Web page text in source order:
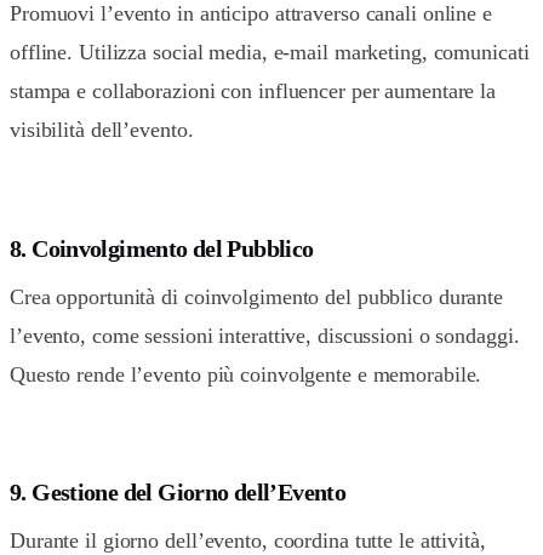
Promuovi l’evento in anticipo attraverso canali online e
offline. Utilizza social media, e-mail marketing, comunicati
stampa e collaborazioni con influencer per aumentare la
visibilità dell’evento.
8. Coinvolgimento del Pubblico
Crea opportunità di coinvolgimento del pubblico durante
l’evento, come sessioni interattive, discussioni o sondaggi.
Questo rende l’evento più coinvolgente e memorabile.
9. Gestione del Giorno dell’Evento
Durante il giorno dell’evento, coordina tutte le attività,